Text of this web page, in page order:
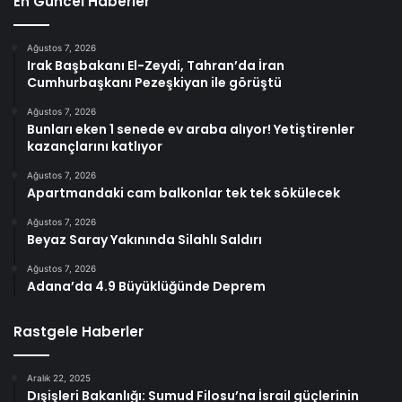
Ağustos 7, 2026
Irak Başbakanı El-Zeydi, Tahran’da İran
Cumhurbaşkanı Pezeşkiyan ile görüştü
Ağustos 7, 2026
Bunları eken 1 senede ev araba alıyor! Yetiştirenler
kazançlarını katlıyor
Ağustos 7, 2026
Apartmandaki cam balkonlar tek tek sökülecek
Ağustos 7, 2026
Beyaz Saray Yakınında Silahlı Saldırı
Ağustos 7, 2026
Adana’da 4.9 Büyüklüğünde Deprem
Rastgele Haberler
Aralık 22, 2025
Dışişleri Bakanlığı: Sumud Filosu’na İsrail güçlerinin